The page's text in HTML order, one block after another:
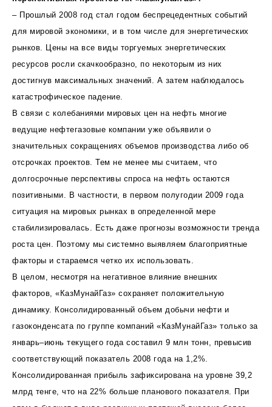
– Прошлый 2008 год стал годом беспрецедентных событий
для мировой экономики, и в том числе для энергетических
рынков. Цены на все виды торгуемых энергетических
ресурсов росли скачкообразно, по некоторым из них
достигнув максимальных значений. А затем наблюдалось
катастрофическое падение.
В связи с колебаниями мировых цен на нефть многие
ведущие нефтегазовые компании уже объявили о
значительных сокращениях объемов производства либо об
отсрочках проектов. Тем не менее мы считаем, что
долгосрочные перспективы спроса на нефть остаются
позитивными. В частности, в первом полугодии 2009 года
ситуация на мировых рынках в определенной мере
стабилизировалась. Есть даже прогнозы возможности тренда
роста цен. Поэтому мы системно выявляем благоприятные
факторы и стараемся четко их использовать.
В целом, несмотря на негативное влияние внешних
факторов, «КазМунайГаз» сохраняет положительную
динамику. Консолидированный объем добычи нефти и
газоконденсата по группе компаний «КазМунайГаз» только за
январь–июнь текущего года составил 9 млн тонн, превысив
соответствующий показатель 2008 года на 1,2%.
Консолидированная прибыль зафиксирована на уровне 39,2
млрд тенге, что на 22% больше планового показателя. При